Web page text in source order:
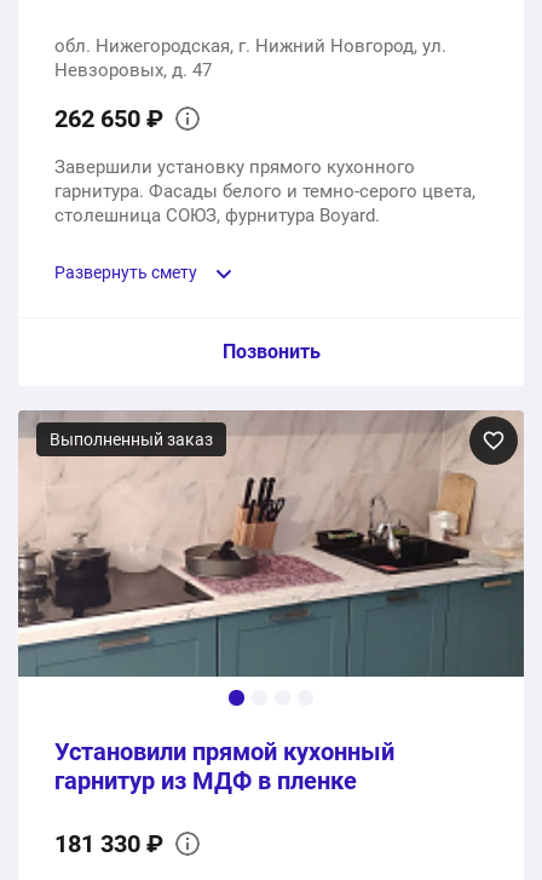
обл. Нижегородская, г. Нижний Новгород, ул.
Невзоровых, д. 47
262 650 ₽
Завершили установку прямого кухонного
гарнитура. Фасады белого и темно-серого цвета,
столешница СОЮЗ, фурнитура Boyard.
Развернуть смету
Пункт сметы / Ед. изм. / Цена
Кухонный гарнитур под размеры заказчика
1 шт.
Столешница СОЮЗ
1 шт. 35100 ₽
Сборка кухонного гарнитура, доставка
Общая стоимость: 262650 ₽
Позвонить
Выполненный заказ
Установили прямой кухонный
гарнитур из МДФ в пленке
181 330 ₽